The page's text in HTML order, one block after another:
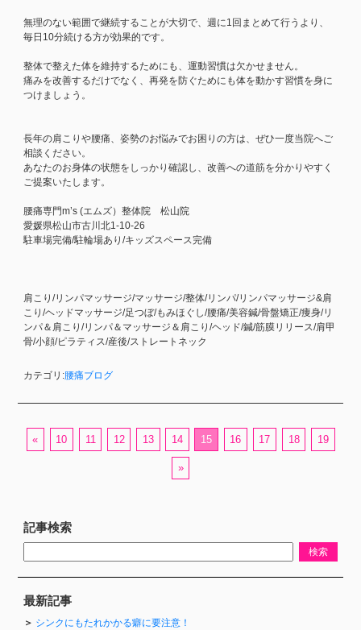
無理のない範囲で継続することが大切で、週に1回まとめて行うより、
毎日10分続ける方が効果的です。
整体で整えた体を維持するためにも、運動習慣は欠かせません。
痛みを改善するだけでなく、再発を防ぐためにも体を動かす習慣を身に
つけましょう。
長年の肩こりや腰痛、姿勢のお悩みでお困りの方は、ぜひ一度当院へご
相談ください。
あなたのお身体の状態をしっかり確認し、改善への道筋を分かりやすく
ご提案いたします。
腰痛専門m’s (エムズ）整体院 松山院
愛媛県松山市古川北1-10-26
駐車場完備/駐輪場あり/キッズスペース完備
肩こり/リンパマッサージ/マッサージ/整体/リンパ/リンパマッサージ&肩
こり/ヘッドマッサージ/足つぼ/もみほぐし/腰痛/美容鍼/骨盤矯正/痩身/リ
ンパ＆肩こり/リンパ＆マッサージ＆肩こり/ヘッド/鍼/筋膜リリース/肩甲
骨/小顔/ピラティス/産後/ストレートネック
カテゴリ:腰痛ブログ
« 10 11 12 13 14 15 16 17 18 19
»
記事検索
最新記事
シンクにもたれかかる癖に要注意！